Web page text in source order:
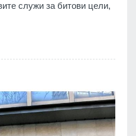
служи за битови цели,